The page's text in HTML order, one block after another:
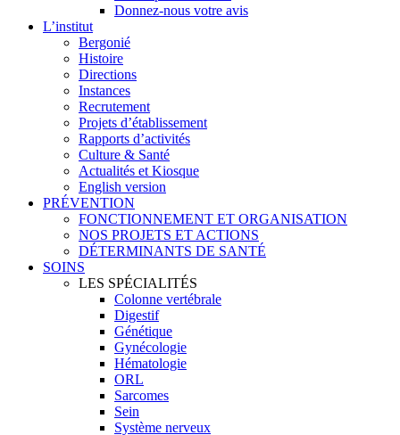
Donnez-nous votre avis
L’institut
Bergonié
Histoire
Directions
Instances
Recrutement
Projets d’établissement
Rapports d’activités
Culture & Santé
Actualités et Kiosque
English version
PRÉVENTION
FONCTIONNEMENT ET ORGANISATION
NOS PROJETS ET ACTIONS
DÉTERMINANTS DE SANTÉ
SOINS
LES SPÉCIALITÉS
Colonne vertébrale
Digestif
Génétique
Gynécologie
Hématologie
ORL
Sarcomes
Sein
Système nerveux